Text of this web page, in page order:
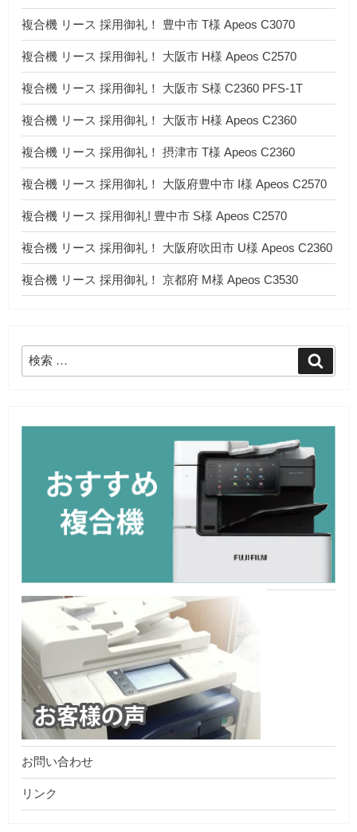
複合機 リース 採用御礼！ 豊中市 T様 Apeos C3070
複合機 リース 採用御礼！ 大阪市 H様 Apeos C2570
複合機 リース 採用御礼！ 大阪市 S様 C2360 PFS-1T
複合機 リース 採用御礼！ 大阪市 H様 Apeos C2360
複合機 リース 採用御礼！ 摂津市 T様 Apeos C2360
複合機 リース 採用御礼！ 大阪府豊中市 I様 Apeos C2570
複合機 リース 採用御礼! 豊中市 S様 Apeos C2570
複合機 リース 採用御礼！ 大阪府吹田市 U様 Apeos C2360
複合機 リース 採用御礼！ 京都府 M様 Apeos C3530
検
索:
索
お問い合わせ
リンク